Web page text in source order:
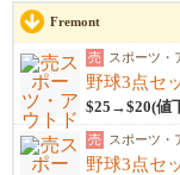
Fremont
売 スポーツ・
野球3点セ
$25→$20(値
売 スポーツ・
野球3点セ